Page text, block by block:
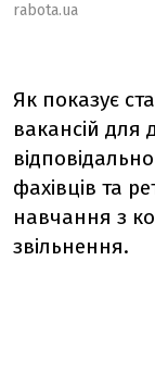
rabota.ua
Як показує
вакансій для
фахівців та
навчання з
звільнення.